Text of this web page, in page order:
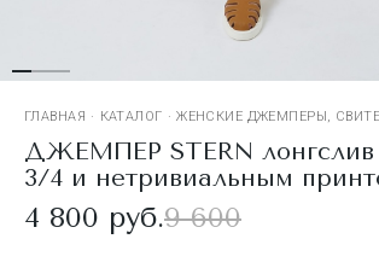
ГЛАВНАЯ · КАТАЛОГ · ЖЕНСКИЕ ДЖЕМПЕРЫ,
ДЖЕМПЕР STERN лонгслив
3/4 и нетривиальным
4 800 руб.9 600